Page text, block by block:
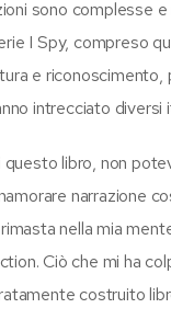
sono complesse
I Spy, compreso
e riconoscimento,
intrecciato
libro, non
narrazione
nella mia
Ciò che mi ha
costruito